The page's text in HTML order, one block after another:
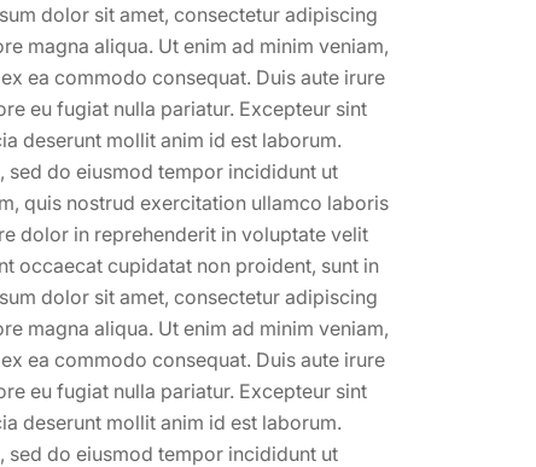
dolor sit amet, consectetur adipiscing
magna aliqua. Ut enim ad minim veniam,
ea commodo consequat. Duis aute irure
eu fugiat nulla pariatur. Excepteur sint
deserunt mollit anim id est laborum.
do eiusmod tempor incididunt ut
quis nostrud exercitation ullamco laboris
dolor in reprehenderit in voluptate velit
occaecat cupidatat non proident, sunt in
dolor sit amet, consectetur adipiscing
magna aliqua. Ut enim ad minim veniam,
ea commodo consequat. Duis aute irure
eu fugiat nulla pariatur. Excepteur sint
deserunt mollit anim id est laborum.
do eiusmod tempor incididunt ut